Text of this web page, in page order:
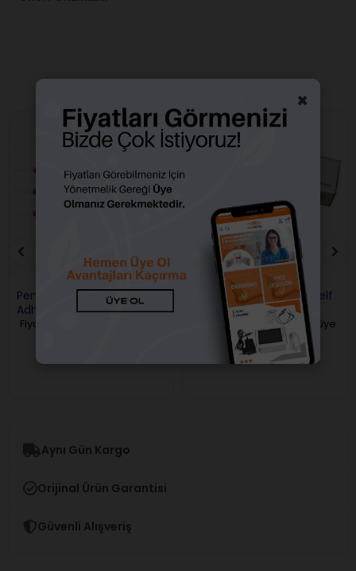
Pentron Breeze Self
Adheziv Rezin Siman
Fiyatları görebilmek için üye
DENTKIST SUPERCEM - Self
Cure Rezin Siman
Fiyatları görebilmek için üye
girişi yapmalısınız.
Aynı Gün Kargo
Orijinal Ürün Garantisi
Güvenli Alışveriş
×